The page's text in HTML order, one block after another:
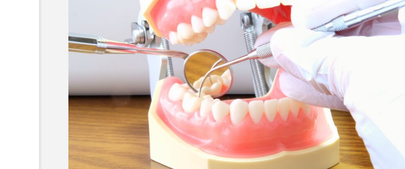
高田馬場おすすめの根管治療の
2026.02.03
注目のトピック